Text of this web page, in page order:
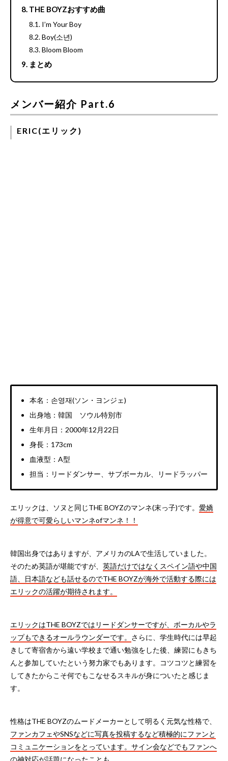
THE BOYZおすすめ曲
I’m Your Boy
Boy(소년)
Bloom Bloom
まとめ
メンバー紹介 Part.6
ERIC(エリック)
本名：손영재(ソン・ヨンジェ)
出身地：韓国 ソウル特別市
生年月日：2000年12月22日
身長：173cm
血液型：A型
担当：リードダンサー、サブボーカル、リードラッパー
エリックは、ソヌと同じTHE BOYZのマンネ(末っ子)です。 愛嬌
が得意で可愛らしいマンネofマンネ！！
韓国出身ではありますが、アメリカのLAで生活していました。
そのため英語が堪能ですが、 英語だけではなくスペイン語や中国
語、日本語なども話せるのでTHE BOYZが海外で活動する際には
エリックの活躍が期待されます。
エリックはTHE BOYZではリードダンサーですが、ボーカルやラ
ップもできるオールラウンダーです。 さらに、学生時代には早起
きして寄宿舎から遠い学校まで通い勉強をした後、練習にもきち
んと参加していたという努力家でもあります。コツコツと練習を
してきたからこそ何でもこなせるスキルが身についたと感じま
す。
性格はTHE BOYZのムードメーカーとして明るく元気な性格で、
ファンカフェやSNSなどに写真を投稿するなど積極的にファンと
コミュニケーションをとっています。サイン会などでもファンへ